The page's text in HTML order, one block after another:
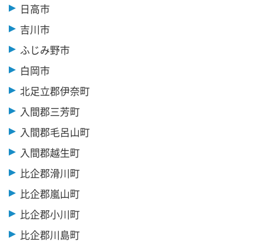
日高市
吉川市
ふじみ野市
白岡市
北足立郡伊奈町
入間郡三芳町
入間郡毛呂山町
入間郡越生町
比企郡滑川町
比企郡嵐山町
比企郡小川町
比企郡川島町